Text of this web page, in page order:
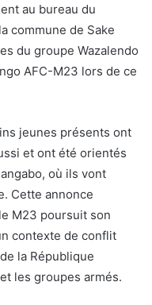
au bureau du
commune de Sake
du groupe Wazalendo
AFC-M23 lors de ce
jeunes présents ont
et ont été orientés
où ils vont
Cette annonce
M23 poursuit son
contexte de conflit
la République
les groupes armés.